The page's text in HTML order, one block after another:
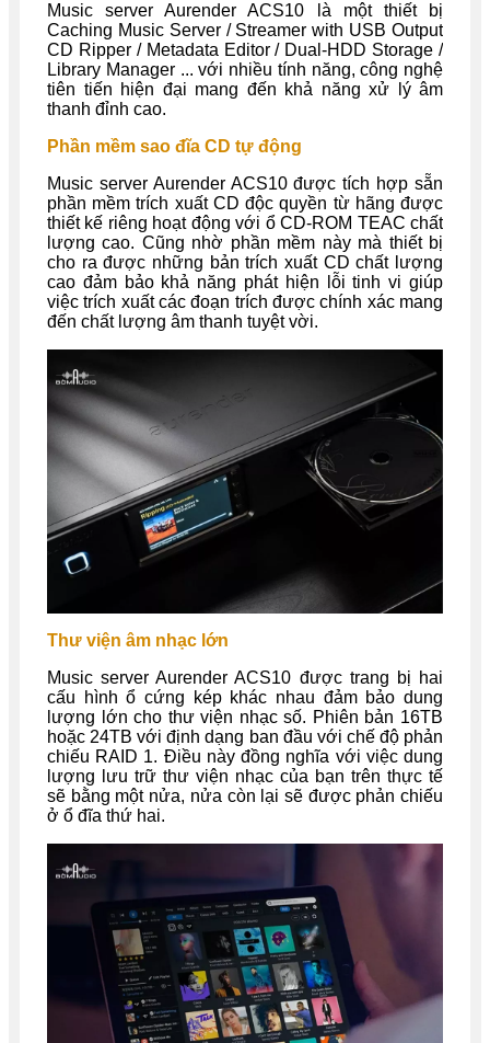
Music server Aurender ACS10 là một thiết bị
Caching Music Server / Streamer with USB Output
CD Ripper / Metadata Editor / Dual-HDD Storage /
Library Manager ... với nhiều tính năng, công nghệ
tiên tiến hiện đại mang đến khả năng xử lý âm
thanh đỉnh cao.
Phần mềm sao đĩa CD tự động
Music server Aurender ACS10 được tích hợp sẵn
phần mềm trích xuất CD độc quyền từ hãng được
thiết kế riêng hoạt động với ổ CD-ROM TEAC chất
lượng cao. Cũng nhờ phần mềm này mà thiết bị
cho ra được những bản trích xuất CD chất lượng
cao đảm bảo khả năng phát hiện lỗi tinh vi giúp
việc trích xuất các đoạn trích được chính xác mang
đến chất lượng âm thanh tuyệt vời.
Thư viện âm nhạc lớn
Music server Aurender ACS10 được trang bị hai
cấu hình ổ cứng kép khác nhau đảm bảo dung
lượng lớn cho thư viện nhạc số. Phiên bản 16TB
hoặc 24TB với định dạng ban đầu với chế độ phản
chiếu RAID 1. Điều này đồng nghĩa với việc dung
lượng lưu trữ thư viện nhạc của bạn trên thực tế
sẽ bằng một nửa, nửa còn lại sẽ được phản chiếu
ở ổ đĩa thứ hai.